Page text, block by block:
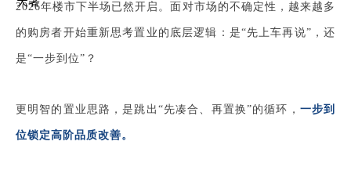
2026年楼市下半场已然开启。面对市场的不确定性，越来越多
的购房者开始重新思考置业的底层逻辑：是“先上车再说”，还
是“一步到位”？
更明智的置业思路，是跳出“先凑合、再置换”的循环， 一步到
位锁定高阶品质改善。